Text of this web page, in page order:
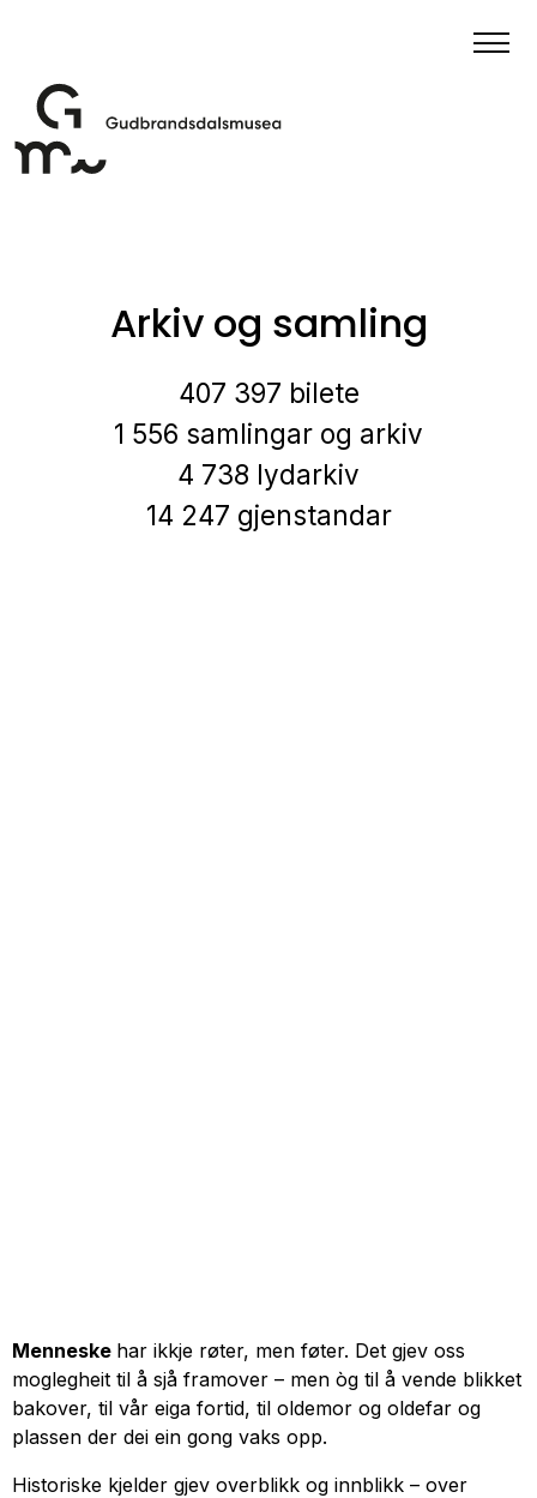
Arkiv og samling
407 397 bilete
1 556 samlingar og arkiv
4 738 lydarkiv
14 247 gjenstandar
Menneske har ikkje røter, men føter. Det gjev oss
moglegheit til å sjå framover – men òg til å vende blikket
bakover, til vår eiga fortid, til oldemor og oldefar og
plassen der dei ein gong vaks opp.
Historiske kjelder gjev overblikk og innblikk – over